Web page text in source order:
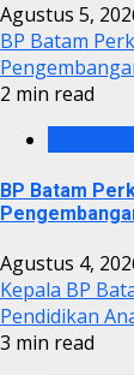
Agustus 5,
BP Batam
2 min read
BP Batam
Agustus 4,
Kepala BP
Pendidikan
3 min read